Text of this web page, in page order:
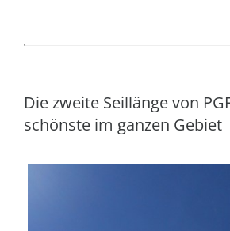
Die zweite Seillänge von
schönste im ganzen Gebiet